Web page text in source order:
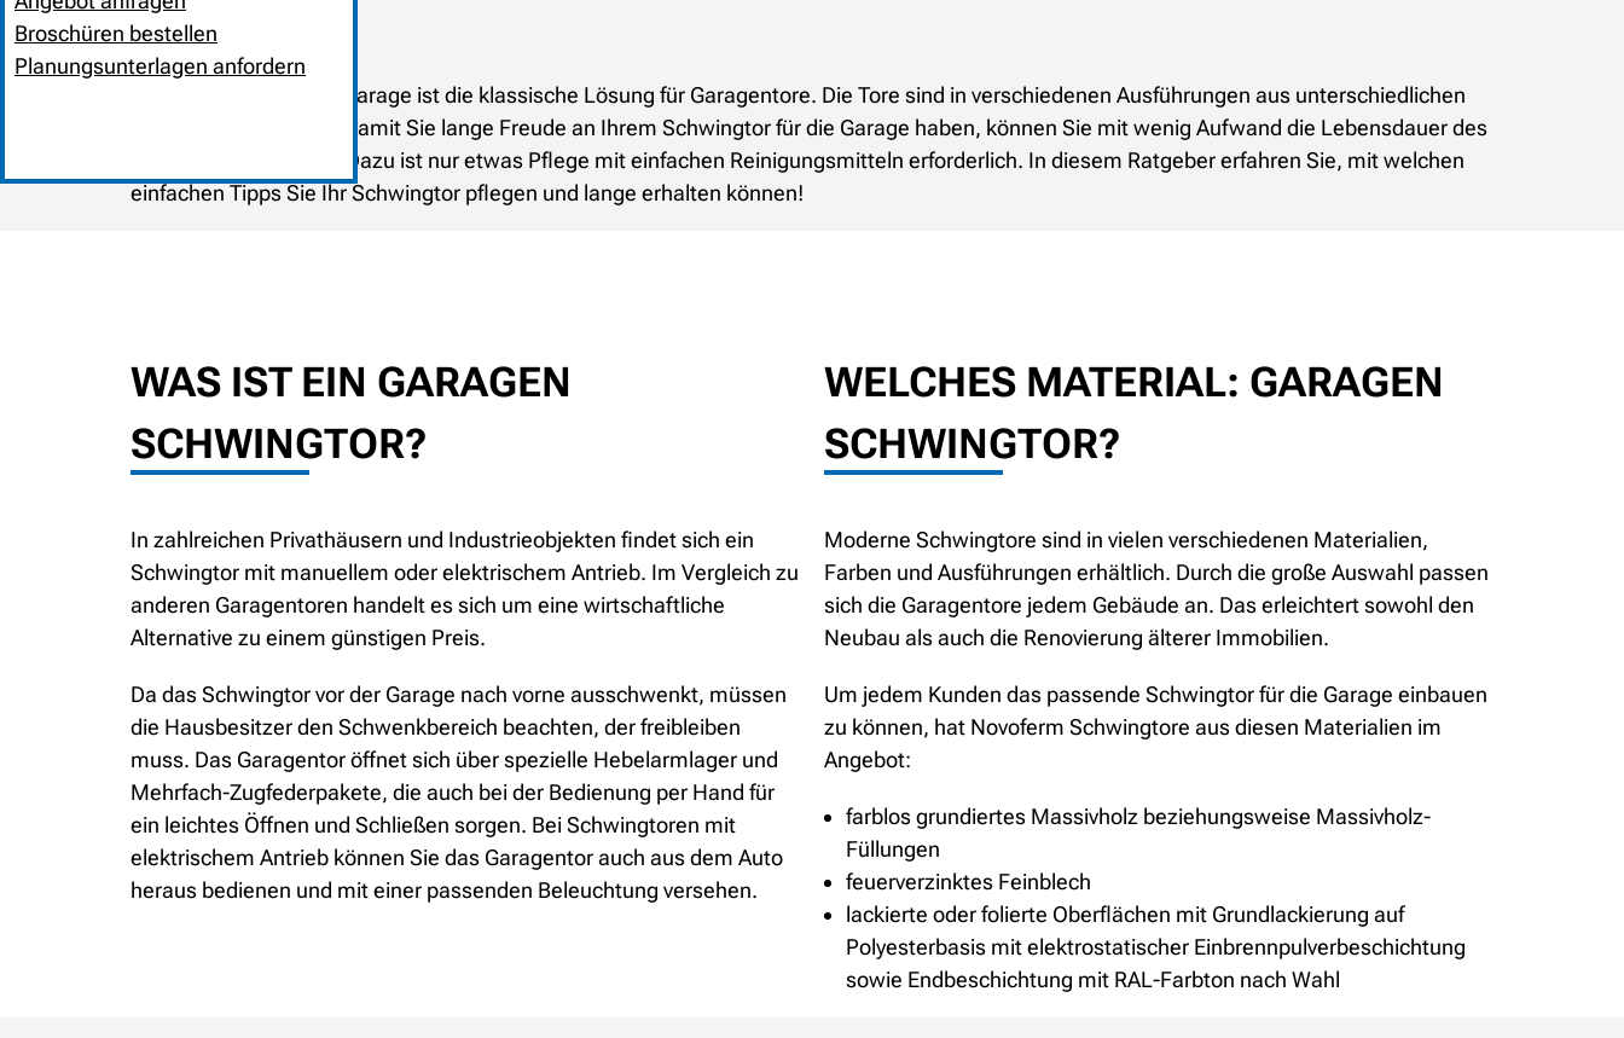
Broschüren bestellen
Planungsunterlagen anfordern
Ein Schwingtor für die Garage ist die klassische Lösung für Garagentore. Die Tore sind in verschiedenen Ausführungen aus unterschiedlichen
Materialien erhältlich. Damit Sie lange Freude an Ihrem Schwingtor für die Garage haben, können Sie mit wenig Aufwand die Lebensdauer des
Garagentors erhöhen. Dazu ist nur etwas Pflege mit einfachen Reinigungsmitteln erforderlich. In diesem Ratgeber erfahren Sie, mit welchen
einfachen Tipps Sie Ihr Schwingtor pflegen und lange erhalten können!
WAS IST EIN GARAGEN
SCHWINGTOR?
In zahlreichen Privathäusern und Industrieobjekten findet sich ein
Schwingtor mit manuellem oder elektrischem Antrieb. Im Vergleich zu
anderen Garagentoren handelt es sich um eine wirtschaftliche
Alternative zu einem günstigen Preis.
Da das Schwingtor vor der Garage nach vorne ausschwenkt, müssen
die Hausbesitzer den Schwenkbereich beachten, der freibleiben
muss. Das Garagentor öffnet sich über spezielle Hebelarmlager und
Mehrfach-Zugfederpakete, die auch bei der Bedienung per Hand für
ein leichtes Öffnen und Schließen sorgen. Bei Schwingtoren mit
elektrischem Antrieb können Sie das Garagentor auch aus dem Auto
heraus bedienen und mit einer passenden Beleuchtung versehen.
WELCHES MATERIAL: GARAGEN
SCHWINGTOR?
Moderne Schwingtore sind in vielen verschiedenen Materialien,
Farben und Ausführungen erhältlich. Durch die große Auswahl passen
sich die Garagentore jedem Gebäude an. Das erleichtert sowohl den
Neubau als auch die Renovierung älterer Immobilien.
Um jedem Kunden das passende Schwingtor für die Garage einbauen
zu können, hat Novoferm Schwingtore aus diesen Materialien im
Angebot:
farblos grundiertes Massivholz beziehungsweise Massivholz-
Füllungen
feuerverzinktes Feinblech
lackierte oder folierte Oberflächen mit Grundlackierung auf
Polyesterbasis mit elektrostatischer Einbrennpulverbeschichtung
sowie Endbeschichtung mit RAL-Farbton nach Wahl